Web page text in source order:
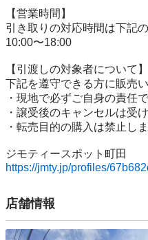
【営業時間】
引き取りの対応時間は下記
10:00〜18:00
【引渡しの対象者について】
下記を遵守できる⽅に販売い
・現地で必ずご⾃⾝の責任
・譲受後のキャンセルは受
・転売⽬的の購⼊は禁⽌しま
https://jmty.jp/profiles/
店舗情報